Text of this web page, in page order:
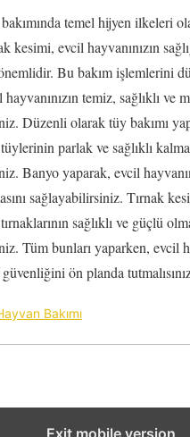
temel hijyen ilkeleri
kesimi, evcil hayvanınızın
Bu bakım işlemlerini
temiz, sağlıklı ve
Düzenli olarak tüy bakımı
parlak ve sağlıklı
Banyo yaparak, evcil
sağlayabilirsiniz. Tırnak
sağlıklı ve güçlü
Tüm bunları yaparken, evcil
ön planda
Bakımı
Exit mobile version